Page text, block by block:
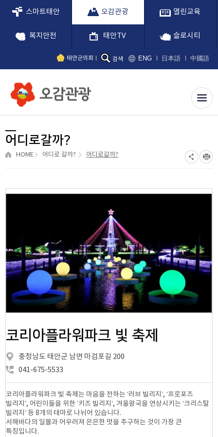
스마트태안 오감관광 열린교육
복지안전 태안TV 슬로시티
태안군의회 검색 ENG 日本語 中國語
어디로갈까?
HOME 어디로 갈까? 어디로갈까?
코리아플라워파크 빛 축제
충청남도 태안군 남면 마검포길 200
041-675-5533
코리아플라워파크 빛 축제는 마음을 전하는 ‘러브 빌리지’, ‘프로포즈
빌리지’, 어린이들을 위한 ‘키즈 빌리지’, 겨울왕국을 연상시키는 ‘크리스탈
빌리지’ 등 8개의 테마로 나뉘어 있습니다.
서해바다의 일몰과 어우러져 은은한 멋을 추구하는 것이 가장 큰
특징입니다.